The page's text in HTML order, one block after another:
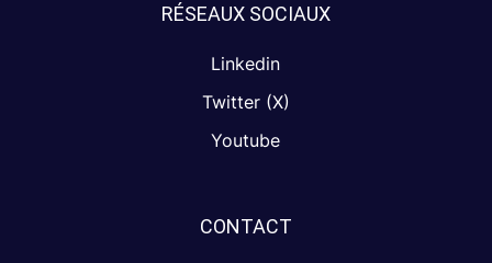
RÉSEAUX SOCIAUX
Linkedin
Twitter (X)
Youtube
CONTACT